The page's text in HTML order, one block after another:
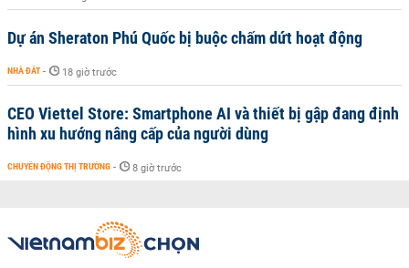
Dự án Sheraton Phú Quốc bị buộc chấm dứt hoạt động
NHÀ ĐẤT - 18 giờ trước
CEO Viettel Store: Smartphone AI và thiết bị gập đang định
hình xu hướng nâng cấp của người dùng
CHUYỂN ĐỘNG THỊ TRƯỜNG - 8 giờ trước